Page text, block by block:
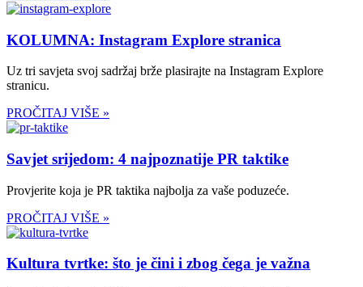
KOLUMNA: Instagram Explore stranica
Uz tri savjeta svoj sadržaj brže plasirajte na Instagram Explore
stranicu.
PROČITAJ VIŠE »
Savjet srijedom: 4 najpoznatije PR taktike
Provjerite koja je PR taktika najbolja za vaše poduzeće.
PROČITAJ VIŠE »
Kultura tvrtke: što je čini i zbog čega je važna